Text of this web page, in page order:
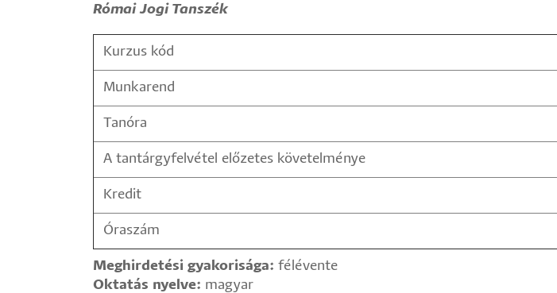
Római Jogi Tanszék
Kurzus kód
Munkarend
Tanóra
A tantárgyfelvétel előzetes követelménye
Kredit
Óraszám
Meghirdetési gyakorisága: félévente
Oktatás nyelve: magyar